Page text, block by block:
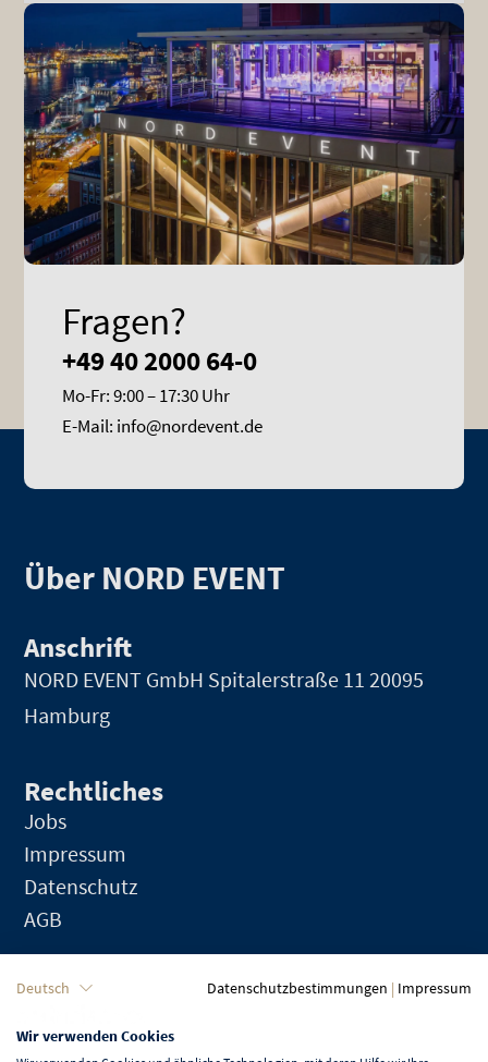
Fragen?
+49 40 2000 64-0
Mo-Fr: 9:00 – 17:30 Uhr
E-Mail: info@nordevent.de
Über NORD EVENT
Anschrift
NORD EVENT GmbH Spitalerstraße 11 20095
Hamburg
Rechtliches
Jobs
Impressum
Datenschutz
AGB
Sprache
Deutsch
Deutsch Datenschutzbestimmungen | Impressum
Wir verwenden Cookies